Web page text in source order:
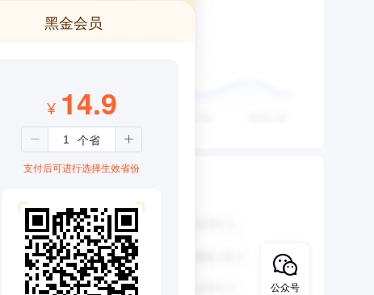
黑金会员
¥ 14.9
支付后可进行选择生效省份
公众号